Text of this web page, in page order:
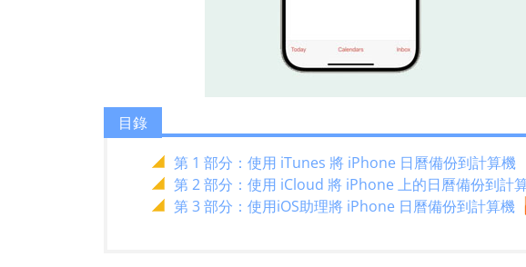
目錄
第 1 部分：使用 iTunes 將 iPhone 日曆備份到計算機
第 2 部分：使用 iCloud 將 iPhone 上的日曆備份到計
第 3 部分：使用iOS助理將 iPhone 日曆備份到計算機